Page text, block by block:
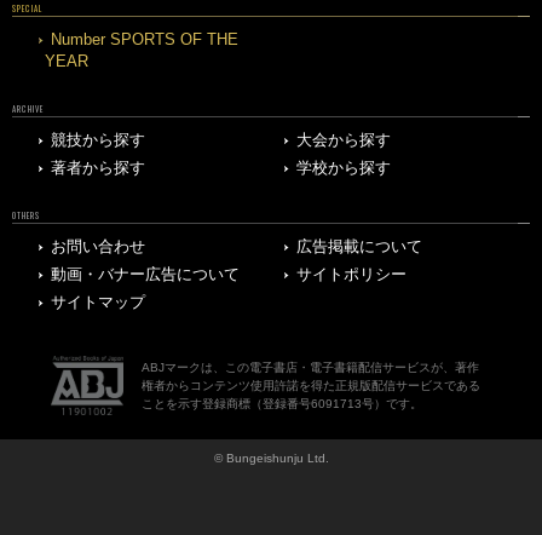
SPECIAL
Number SPORTS OF THE
YEAR
ARCHIVE
競技から探す
大会から探す
著者から探す
学校から探す
OTHERS
お問い合わせ
広告掲載について
動画・バナー広告について
サイトポリシー
サイトマップ
ABJマークは、この電子書店・電子書籍配信サービスが、著作
権者からコンテンツ使用許諾を得た正規版配信サービスである
ことを示す登録商標（登録番号6091713号）です。
© Bungeishunju Ltd.